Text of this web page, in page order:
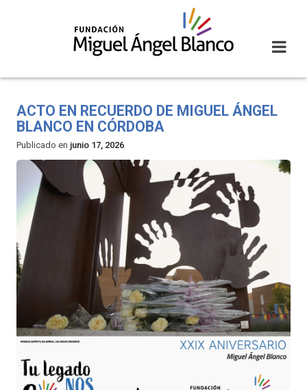
ACTO EN RECUERDO DE MIGUEL ÁNGEL
BLANCO EN CÓRDOBA
Publicado en junio 17, 2026